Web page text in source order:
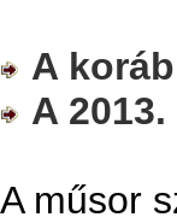
A
A
A műsor